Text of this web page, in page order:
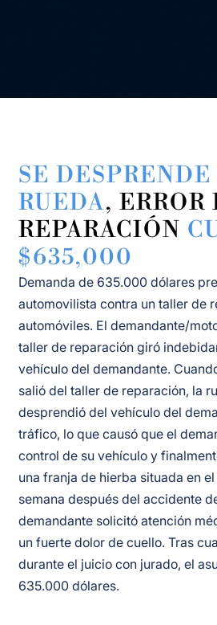
SE
RUEDA, ERROR
REPARACIÓN
$635,000
Demanda de 635.000 dólares
automovilista contra un taller de
automóviles. El demandante/
taller de reparación giró
vehículo del demandante.
salió del taller de reparación, la
desprendió del vehículo del
tráfico, lo que causó que el
control de su vehículo y
una franja de hierba situada en
semana después del accidente
demandante solicitó atención
un fuerte dolor de cuello. Tras
durante el juicio con jurado, el
635.000 dólares.